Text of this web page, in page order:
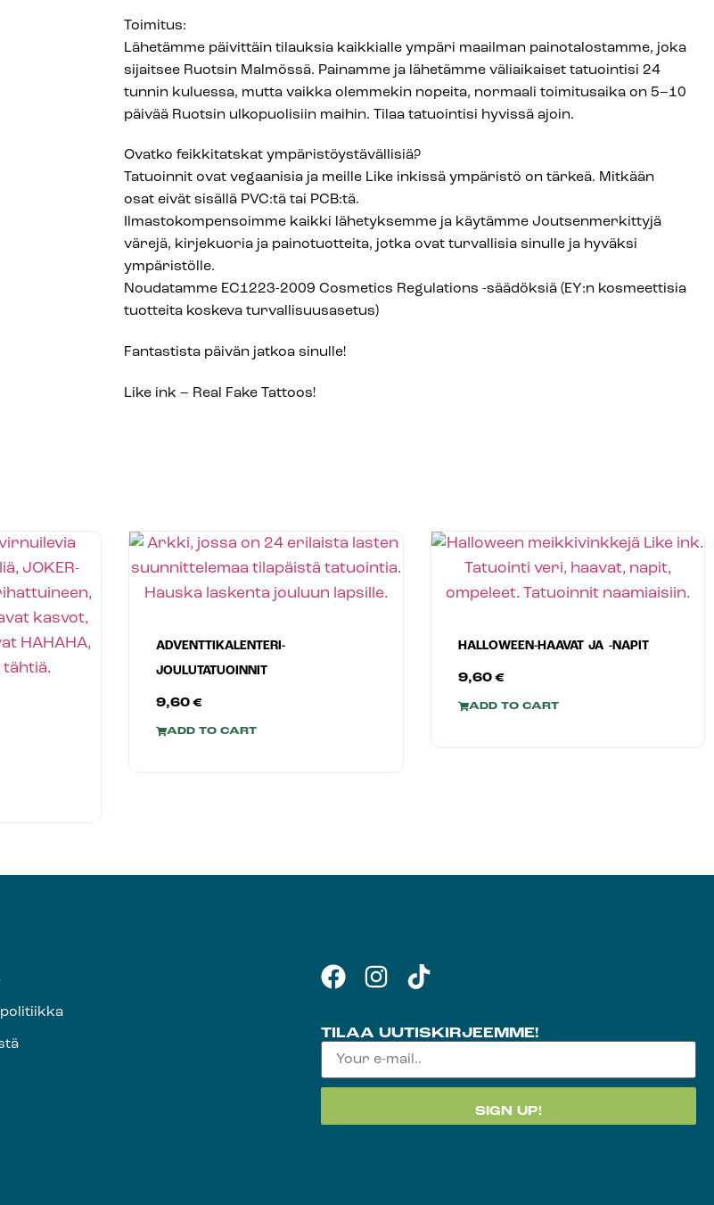
Toimitus:
Lähetämme päivittäin tilauksia kaikkialle ympäri maailman painotalostamme, joka
sijaitsee Ruotsin Malmössä. Painamme ja lähetämme väliaikaiset tatuointisi 24
tunnin kuluessa, mutta vaikka olemmekin nopeita, normaali toimitusaika on 5–10
päivää Ruotsin ulkopuolisiin maihin. Tilaa tatuointisi hyvissä ajoin.
Ovatko feikkitatskat ympäristöystävällisiä?
Tatuoinnit ovat vegaanisia ja meille Like inkissä ympäristö on tärkeä. Mitkään
osat eivät sisällä PVC:tä tai PCB:tä.
Ilmastokompensoimme kaikki lähetyksemme ja käytämme Joutsenmerkittyjä
värejä, kirjekuoria ja painotuotteita, jotka ovat turvallisia sinulle ja hyväksi
ympäristölle.
Noudatamme EC1223-2009 Cosmetics Regulations -säädöksiä (EY:n kosmeettisia
tuotteita koskeva turvallisuusasetus)
Fantastista päivän jatkoa sinulle!
Like ink – Real Fake Tattoos!
ADVENTTIKALENTERI-
JOULUTATUOINNIT
9,60 €
ADD TO CART
HALLOWEEN-HAAVAT JA -NAPIT
9,60 €
ADD TO CART
TILAA UUTISKIRJEEMME!